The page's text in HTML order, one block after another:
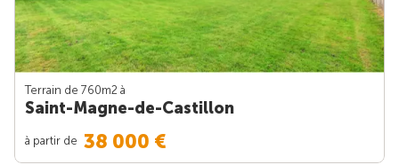
Terrain de 760m2 à
Saint-Magne-de-Castillon
à partir de 38 000 €